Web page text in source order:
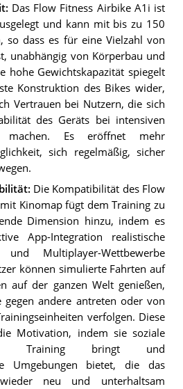
: Das Flow Fitness Airbike A1i ist
und kann mit bis zu 150
so dass es für eine Vielzahl von
unabhängig von Körperbau und
hohe Gewichtskapazität spiegelt
Konstruktion des Bikes wider,
Vertrauen bei Nutzern, die sich
des Geräts bei intensiven
machen. Es eröffnet mehr
sich regelmäßig, sicher
: Die Kompatibilität des Flow
Kinomap fügt dem Training zu
Dimension hinzu, indem es
App-Integration realistische
und Multiplayer-Wettbewerbe
können simulierte Fahrten auf
auf der ganzen Welt genießen,
andere antreten oder von
verfolgen. Diese
Motivation, indem sie soziale
Training bringt und
Umgebungen bietet, die das
neu und unterhaltsam